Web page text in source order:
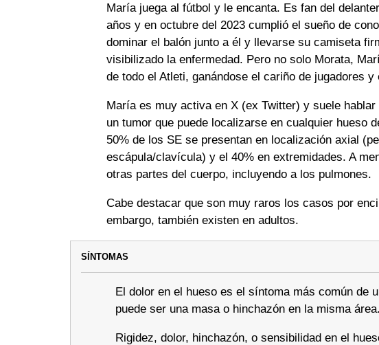
María juega al fútbol y le encanta. Es fan del
años y en octubre del 2023 cumplió el sueño de
dominar el balón junto a él y llevarse su camiseta
visibilizado la enfermedad. Pero no solo Morata,
de todo el Atleti, ganándose el cariño de jugadores y
María es muy activa en X (ex Twitter) y suele
un tumor que puede localizarse en cualquier hueso
50% de los SE se presentan en localización axial
escápula/clavícula) y el 40% en extremidades. A
otras partes del cuerpo, incluyendo a los pulmones.
Cabe destacar que son muy raros los casos por
embargo, también existen en adultos.
SÍNTOMAS
El dolor en el hueso es el síntoma más común de
puede ser una masa o hinchazón en la misma área.
Rigidez, dolor, hinchazón, o sensibilidad en el